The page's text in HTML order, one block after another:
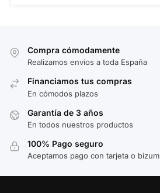
Compra cómodamente
Realizamos envíos a toda España
Financiamos tus compras
En cómodos plazos
Garantía de 3 años
En todos nuestros productos
100% Pago seguro
Aceptamos pago con tarjeta o bizum